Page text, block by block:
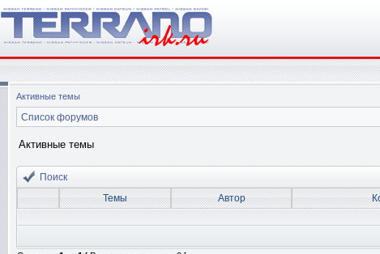
Активные темы
Список форумов
Активные темы
Поиск
Темы
Автор